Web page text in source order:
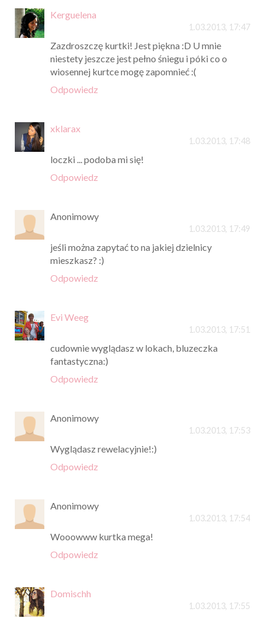
Kerguelena
1.03.2013, 17:47
Zazdroszczę kurtki! Jest piękna :D U mnie
niestety jeszcze jest pełno śniegu i póki co o
wiosennej kurtce mogę zapomnieć :(
Odpowiedz
xklarax
1.03.2013, 17:48
loczki ... podoba mi się!
Odpowiedz
Anonimowy
1.03.2013, 17:49
jeśli można zapytać to na jakiej dzielnicy
mieszkasz? :)
Odpowiedz
Evi Weeg
1.03.2013, 17:51
cudownie wyglądasz w lokach, bluzeczka
fantastyczna:)
Odpowiedz
Anonimowy
1.03.2013, 17:53
Wyglądasz rewelacyjnie!:)
Odpowiedz
Anonimowy
1.03.2013, 17:54
Wooowww kurtka mega!
Odpowiedz
Domischh
1.03.2013, 17:55